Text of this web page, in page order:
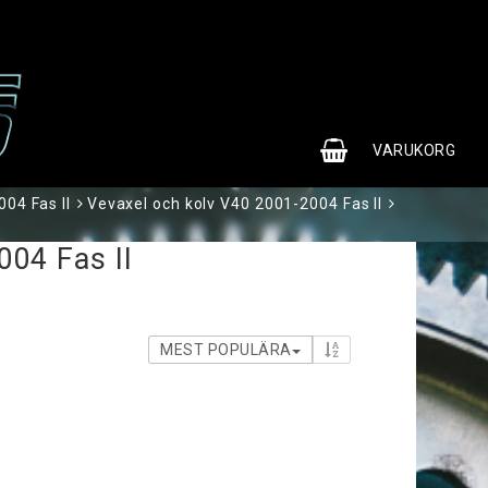
VARUKORG
Fas II Vevaxel och kolv V40 2001-2004 Fas II
Fas II
MEST POPULÄRA